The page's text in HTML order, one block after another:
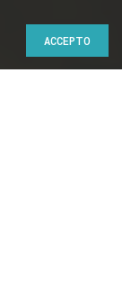
ACCEPTO